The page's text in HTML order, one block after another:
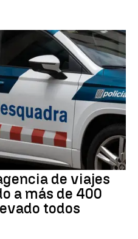
de viajes
a más de 400
todos